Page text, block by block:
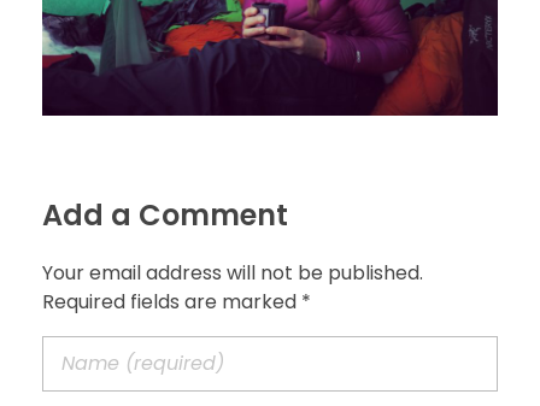
Add a Comment
Your email address will not be published.
Required fields are marked *